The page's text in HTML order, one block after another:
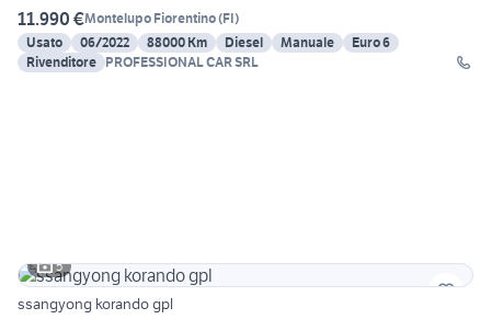
11.990 €Montelupo Fiorentino(FI)
Usato
06/2022 88000 Km Diesel Manuale
Euro 6
Rivenditore
PROFESSIONAL CAR SRL
5
ssangyong korando gpl